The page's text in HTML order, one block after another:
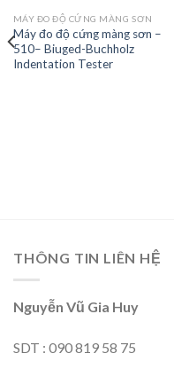
wishlist
MÁY ĐO ĐỘ CỨNG MÀNG SƠN
Máy đo độ cứng màng sơn –
510– Biuged-Buchholz
Indentation Tester
THÔNG TIN LIÊN HỆ
Nguyễn Vũ Gia Huy
SDT : 090 819 58 75